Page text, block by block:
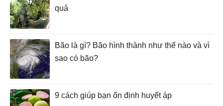
quả
Bão là gì? Bão hình thành như thế nào và vì
sao có bão?
9 cách giúp bạn ổn định huyết áp